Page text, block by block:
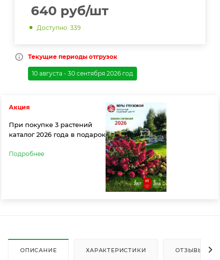
640 руб/шт
Доступно: 339
Текущие периоды отгрузок
10 августа - 30 сентября 2026 год
Акция
При покупке 3 растений
каталог 2026 года в подарок
Подробнее
ОПИСАНИЕ ХАРАКТЕРИСТИКИ ОТЗЫВЫ